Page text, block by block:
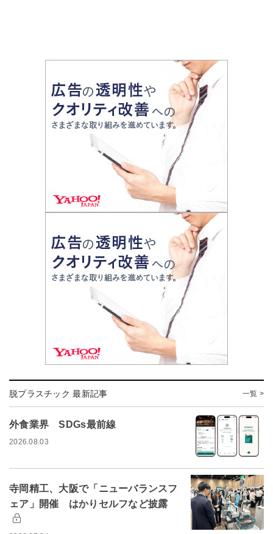
脱プラスチック 最新記事 一覧 >
外食業界 SDGs最前線
2026.08.03
寺岡精工、大阪で「ニューバランスフ
ェア」開催 はかりセルフなど披露